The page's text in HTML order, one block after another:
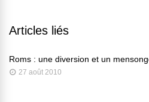
Articles liés
Roms : une diversion et un
27 août 2010